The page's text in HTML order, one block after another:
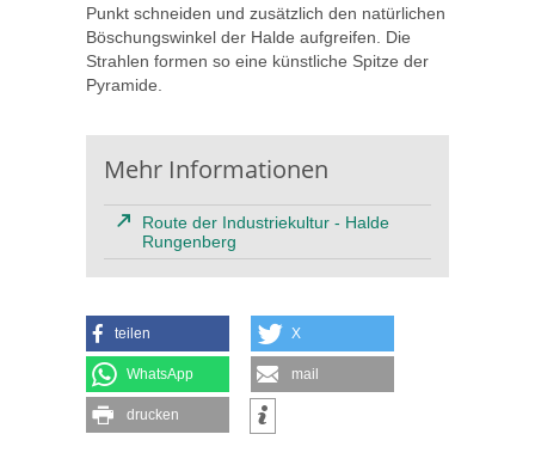
Punkt schneiden und zusätzlich den natürlichen
Böschungswinkel der Halde aufgreifen. Die
Strahlen formen so eine künstliche Spitze der
Pyramide.
Mehr Informationen
Route der Industriekultur - Halde
Rungenberg
teilen X
WhatsApp mail
drucken